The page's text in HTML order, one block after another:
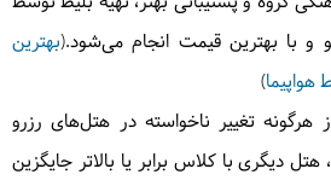
November 24, 2025
بندیپور حرکت می‌کنیم. گشت در روستای
و با بهترین قیمت انجام می‌شود.(بهترین
هواپیما)
تغییر ناخواسته در هتل‌های رزرو
دیگری با کلاس برابر یا بالاتر جایگزین